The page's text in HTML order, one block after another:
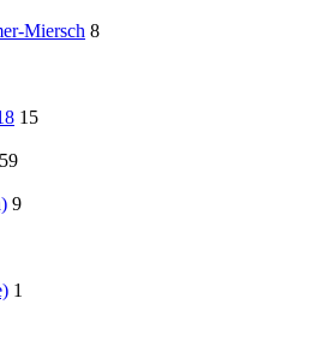
Miersch 8
15
59
9
1